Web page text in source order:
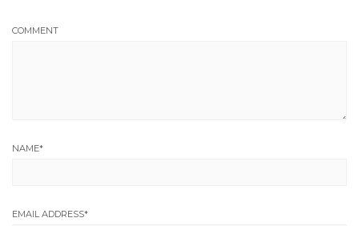
COMMENT
NAME*
EMAIL ADDRESS*